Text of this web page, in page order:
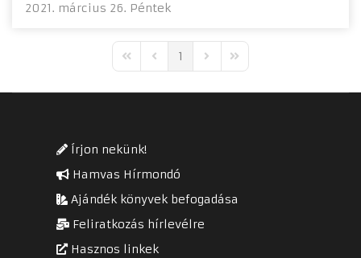
2021. március 26. Péntek
First PagePrevious Page
1 Next PageLast Page
Írjon nekünk!
Hamvas Hírmondó
Ajándék könyvek befogadása
Feliratkozás hírlevélre
Hasznos linkek